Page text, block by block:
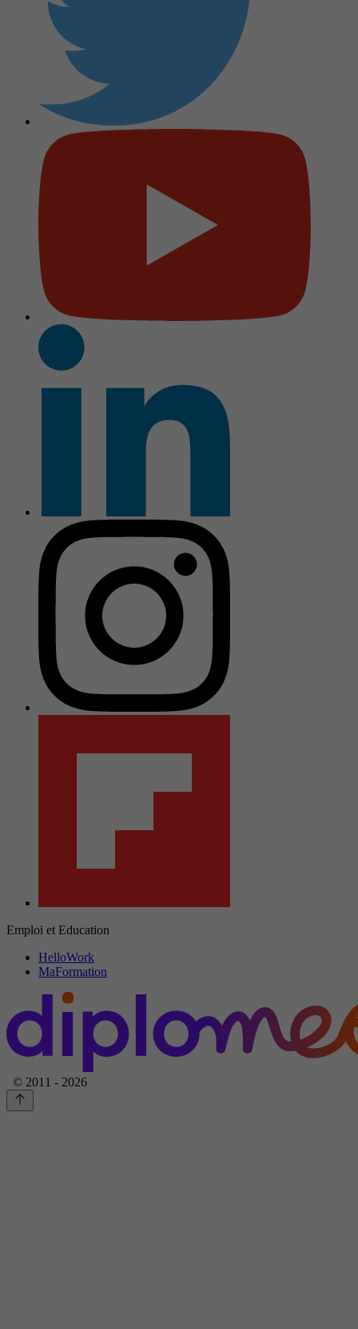
Emploi et Education
HelloWork
MaFormation
© 2011 - 2026